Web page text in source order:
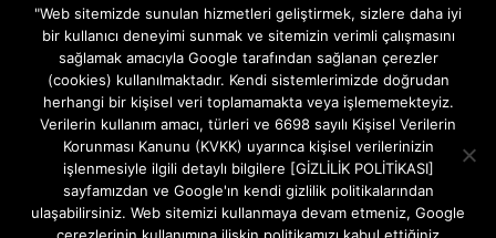
Gizlilik ve Çerezler (Cookies) Politikası
Hakkımızda
İletişim Kanalları
MODEM KURULUM
TEKNİK DESTEK
TELEVİZYON SİSTEMLERİ
"Web sitemizde sunulan hizmetleri geliştirmek, sizlere daha iyi
bir kullanıcı deneyimi sunmak ve sitemizin verimli çalışmasını
sağlamak amacıyla Google tarafından sağlanan çerezler
(cookies) kullanılmaktadır. Kendi sistemlerimizde doğrudan
herhangi bir kişisel veri toplamamakta veya işlememekteyiz.
Verilerin kullanım amacı, türleri ve 6698 sayılı Kişisel Verilerin
Korunması Kanunu (KVKK) uyarınca kişisel verilerinizin
işlenmesiyle ilgili detaylı bilgilere [GİZLİLİK POLİTİKASI]
sayfamızdan ve Google'ın kendi gizlilik politikalarından
ulaşabilirsiniz. Web sitemizi kullanmaya devam etmeniz, Google